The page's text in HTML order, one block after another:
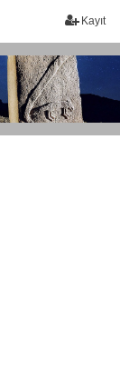
Kayıt